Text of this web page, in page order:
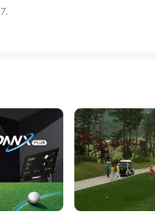
지를 잡아 한 손안에 들어오도
같은데요, 골프에는 그만큼 다
모두 어린 시절, '자기의 일은
배웠음에도 불구하고 필드에 나
스로 챙기지 못하는 분들이 있죠.
많은 준비가 필요하고 그 중에서
개인 스스로 챙겨야 할 골프 용품